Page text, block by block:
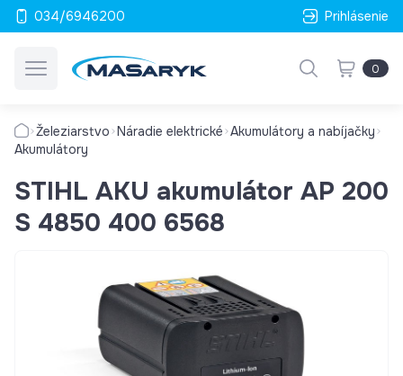
034/6946200 Prihlásenie
0
Železiarstvo Náradie elektrické Akumulátory a nabíjačky
Akumulátory
STIHL AKU akumulátor AP 200
S 4850 400 6568